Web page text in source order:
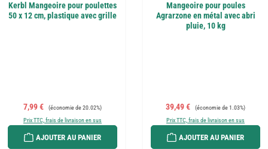
Kerbl Mangeoire pour poulettes
50 x 12 cm, plastique avec grille
Prix de vente :
7,99 € Prix régulier :
(économie de 20.02%)
Prix TTC, frais de livraison en sus
AJOUTER AU PANIER
Mangeoire pour poules
Agrarzone en métal avec abri
pluie, 10 kg
Prix de vente :
39,49 € Prix régulier :
(économie de 1.03%)
Prix TTC, frais de livraison en sus
AJOUTER AU PANIER